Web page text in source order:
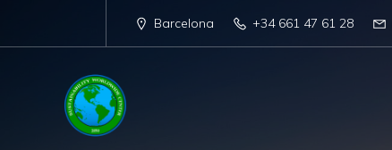
Barcelona +34 661 47 61 28